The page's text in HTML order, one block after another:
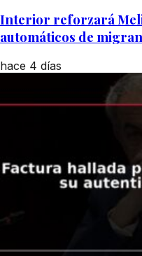
Interior reforzará
automáticos de
hace 4 días